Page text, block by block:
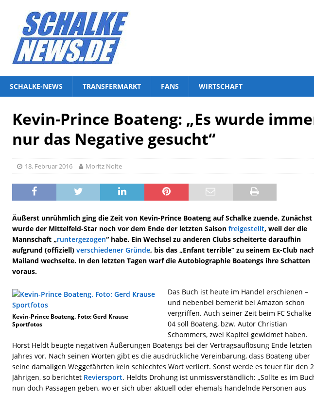
SCHALKE-NEWS TRANSFERMARKT FANS WIRTSCHAFT
Kevin-Prince Boateng: „Es wurde
nur das Negative gesucht“
18. Februar 2016 Moritz Nolte
Äußerst unrühmlich ging die Zeit von Kevin-Prince Boateng auf Schalke zuende. Zunächst
wurde der Mittelfeld-Star noch vor dem Ende der letzten Saison freigestellt, weil der die
Mannschaft „runtergezogen“ habe. Ein Wechsel zu anderen Clubs scheiterte daraufhin
aufgrund (offiziell) verschiedener Gründe, bis das „Enfant terrible“ zu seinem Ex-Club
Mailand wechselte. In den letzten Tagen warf die Autobiographie Boatengs ihre Schatten
voraus.
Kevin-Prince Boateng. Foto: Gerd Krause
Sportfotos
Das Buch ist heute im Handel erschienen –
und nebenbei bemerkt bei Amazon schon
vergriffen. Auch seiner Zeit beim FC Schalke
04 soll Boateng, bzw. Autor Christian
Schommers, zwei Kapitel gewidmet haben.
Horst Heldt beugte negativen Äußerungen Boatengs bei der Vertragsauflösung Ende letzten
Jahres vor. Nach seinen Worten gibt es die ausdrückliche Vereinbarung, dass Boateng über
seine damaligen Weggefährten kein schlechtes Wort verliert. Sonst werde es teuer für den
Jährigen, so berichtet Reviersport. Heldts Drohung ist unmissverständlich: „Sollte es im
nun doch Passagen geben, wo er sich über aktuell oder ehemals handelnde Personen aus